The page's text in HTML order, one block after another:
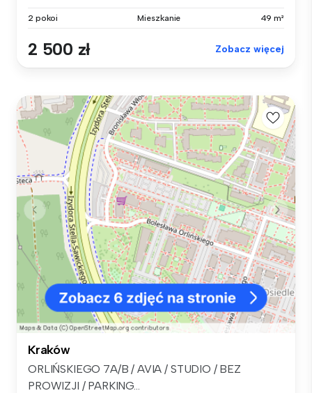
2 pokoi Mieszkanie 49 m²
2 500 zł Zobacz więcej
Kraków
ORLIŃSKIEGO 7A/B / AVIA / STUDIO / BEZ
PROWIZJI / PARKING...